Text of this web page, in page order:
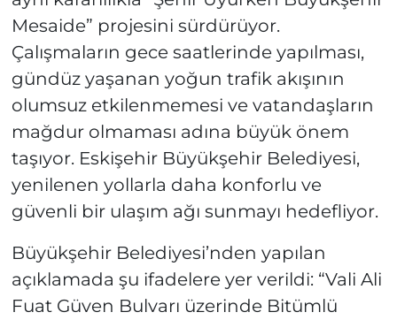
Mesaide” projesini sürdürüyor.
Çalışmaların gece saatlerinde yapılması,
gündüz yaşanan yoğun trafik akışının
olumsuz etkilenmemesi ve vatandaşların
mağdur olmaması adına büyük önem
taşıyor. Eskişehir Büyükşehir Belediyesi,
yenilenen yollarla daha konforlu ve
güvenli bir ulaşım ağı sunmayı hedefliyor.
Büyükşehir Belediyesi’nden yapılan
açıklamada şu ifadelere yer verildi: “Vali Ali
Fuat Güven Bulvarı üzerinde Bitümlü